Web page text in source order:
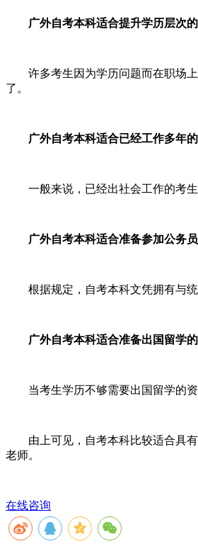
广外自考本科适合提升学历层次
许多考生因为学历问题而在职场
了。
广外自考本科适合已经工作多年
一般来说，已经出社会工作的考
广外自考本科适合准备参加公务
根据规定，自考本科文凭拥有与
广外自考本科适合准备出国留学
当考生学历不够需要出国留学的
由上可见，自考本科比较适合具
老师。
在线咨询